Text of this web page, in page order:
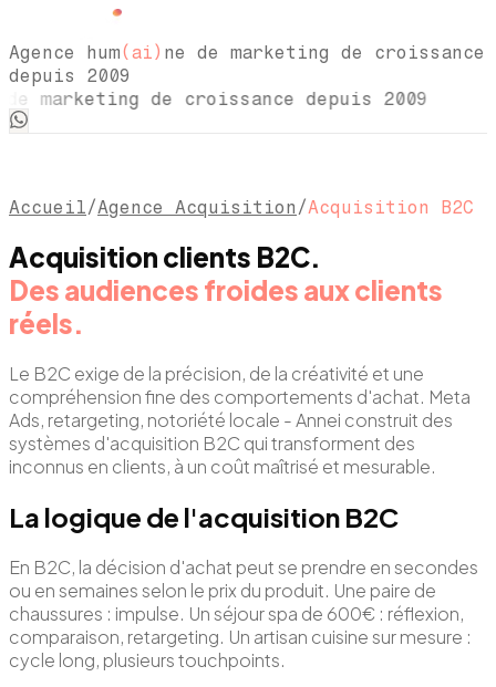
Agence hum(ai) ne de marketing de croissance
depuis 2009
marketing de croissance depuis 2009
Accueil/Agence Acquisition /Acquisition B2C
Acquisition clients B2C.
Des audiences froides aux clients
réels.
Le B2C exige de la précision, de la créativité et une
compréhension fine des comportements d'achat. Meta
Ads, retargeting, notoriété locale - Annei construit des
systèmes d'acquisition B2C qui transforment des
inconnus en clients, à un coût maîtrisé et mesurable.
La logique de l'acquisition B2C
En B2C, la décision d'achat peut se prendre en secondes
ou en semaines selon le prix du produit. Une paire de
chaussures : impulse. Un séjour spa de 600€ : réflexion,
comparaison, retargeting. Un artisan cuisine sur mesure :
cycle long, plusieurs touchpoints.